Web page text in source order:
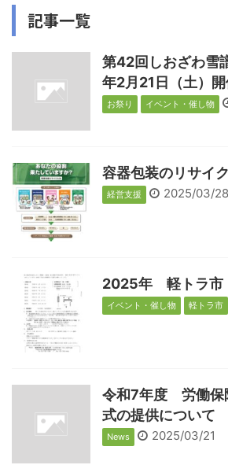
記事一覧
第42回しおざわ雪
年2月21日（土）開
お祭り イベント・催し物
容器包装のリサイ
経営支援 2025/03/28
2025年 軽トラ
イベント・催し物 軽トラ市
令和7年度 労働保
式の提供について
News 2025/03/21